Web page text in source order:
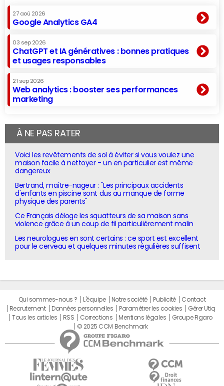
27 aoû 2026
Google Analytics GA4
03 sep 2026
ChatGPT et IA génératives : bonnes pratiques
et usages responsables
21 sep 2026
Web analytics : booster ses performances
marketing
À NE PAS RATER
Voici les revêtements de sol à éviter si vous voulez une
maison facile à nettoyer - un en particulier est même
dangereux
Bertrand, maître-nageur : "Les principaux accidents
d'enfants en piscine sont dus au manque de forme
physique des parents"
Ce Français déloge les squatteurs de sa maison sans
violence grâce à un coup de fil particulièrement malin
Les neurologues en sont certains : ce sport est excellent
pour le cerveau et quelques minutes régulières suffisent
Qui sommes-nous ? L'équipe Notre société Publicité
Contact
Recrutement
Données personnelles Paramétrer les cookies
Gérer Utiq
Tous les articles
RSS Corrections Mentions légales
Groupe Figaro
© 2025 CCM Benchmark